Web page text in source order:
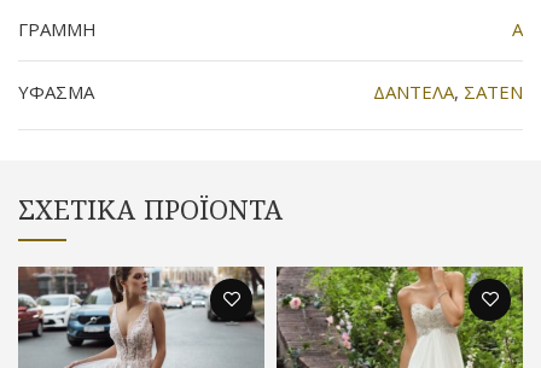
ΓΡΑΜΜΗ Α
ΥΦΑΣΜΑ ΔΑΝΤΕΛΑ, ΣΑΤΕΝ
ΣΧΕΤΙΚΆ ΠΡΟΪΌΝΤΑ